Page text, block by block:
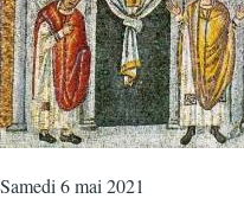
Samedi 6 mai 2021